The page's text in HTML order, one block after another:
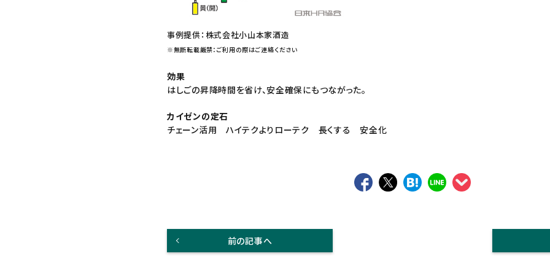
事例提供：株式会社小山本家酒造
※無断転載厳禁：ご利用の際はご連絡ください
効果
はしごの昇降時間を省け、安全確保にもつながった。
カイゼンの定石
チェーン活用 ハイテクよりローテク 長くする 安全化
前の記事へ